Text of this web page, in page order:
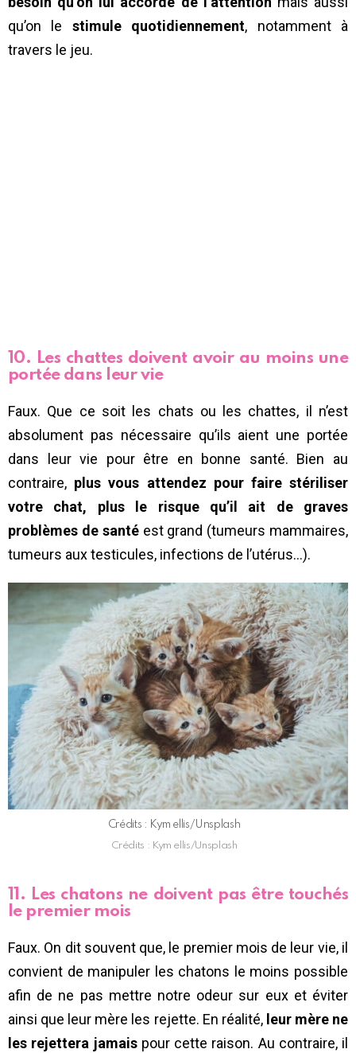
qu’on le stimule quotidiennement, notamment à
travers le jeu.
10. Les chattes doivent avoir au moins une
portée dans leur vie
Faux. Que ce soit les chats ou les chattes, il n’est
absolument pas nécessaire qu’ils aient une portée
dans leur vie pour être en bonne santé. Bien au
contraire, plus vous attendez pour faire stériliser
votre chat, plus le risque qu’il ait de graves
problèmes de santéest grand (tumeurs mammaires,
tumeurs aux testicules, infections de l’utérus…).
Crédits : Kym ellis/Unsplash
Crédits : Kym ellis/Unsplash
11. Les chatons ne doivent pas être touchés
le premier mois
Faux. On dit souvent que, le premier mois de leur vie, il
convient de manipuler les chatons le moins possible
afin de ne pas mettre notre odeur sur eux et éviter
ainsi que leur mère les rejette. En réalité, leur mère ne
les rejettera jamaispour cette raison. Au contraire, il